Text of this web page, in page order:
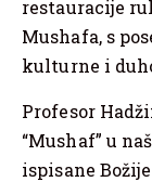
restauracije
Mushafa, s
kulturne i
Profesor
“Mushaf” u
ispisane